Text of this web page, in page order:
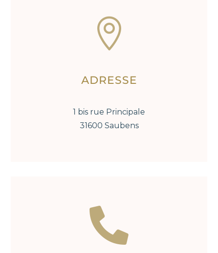

ADRESSE
1 bis rue Principale
31600 Saubens
